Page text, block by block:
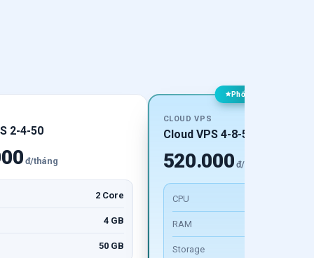
2-4-50
đ/tháng
2 Core
4 GB
50 GB
Phổ biến nhất
CLOUD VPS
Cloud VPS 4-8-50
520.000 đ/tháng
CPU
RAM
Storage